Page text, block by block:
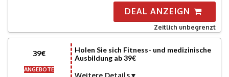
DEAL ANZEIGN
Zeitlich unbegrenzt
39€
ANGEBOTE
Holen Sie sich Fitness- und medizinische
Ausbildung ab 39€
Weitere Details